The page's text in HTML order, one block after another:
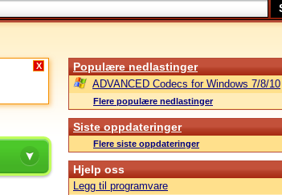
X Populære nedlastinger
ADVANCED Codecs for Windows 7/8/10
Flere populære nedlastinger
Siste oppdateringer
Flere siste oppdateringer
Hjelp oss
Legg til programvare